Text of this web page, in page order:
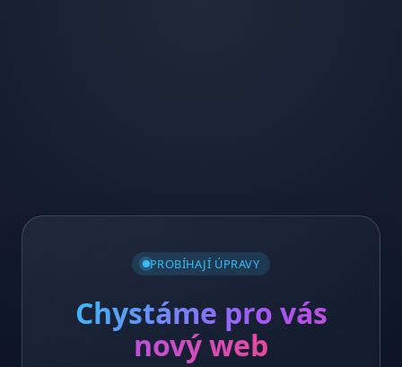
PROBÍHAJÍ ÚPRAVY
Chystáme pro vás
nový web